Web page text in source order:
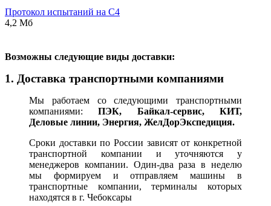
Протокол испытаний на С4
4,2 Мб
Возможны следующие виды доставки:
1. Доставка транспортными компаниями
Мы работаем со следующими транспортными
компаниями:ПЭК, Байкал-сервис, КИТ,
Деловые линии, Энергия, ЖелДорЭкспедиция.
Сроки доставки по России зависят от конкретной
транспортной компании и уточняются у
менеджеров компании. Один-два раза в неделю
мы формируем и отправляем машины в
транспортные компании, терминалы которых
находятся в г. Чебоксары